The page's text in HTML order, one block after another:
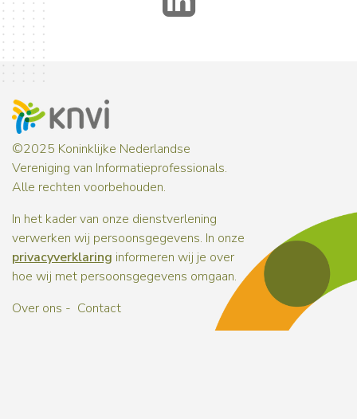
©2025 Koninklijke Nederlandse
Vereniging van Informatieprofessionals.
Alle rechten voorbehouden.
In het kader van onze dienstverlening
verwerken wij persoonsgegevens. In onze
privacyverklaring informeren wij je over
hoe wij met persoonsgegevens omgaan.
Over ons
Contact